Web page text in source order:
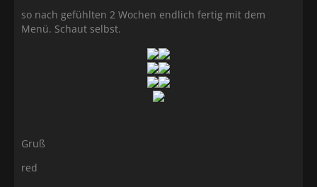
so nach gefühlten 2 Wochen endlich fertig mit dem
Menü. Schaut selbst.
Gruß
red